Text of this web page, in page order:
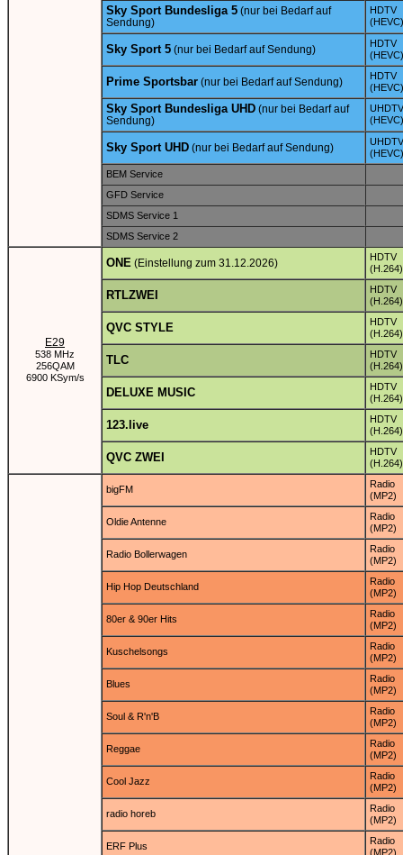
Sky Sport Bundesliga 5 (nur bei Bedarf auf
Sendung)
HDTV
(HEVC)
Sky Sport 5 (nur bei Bedarf auf Sendung)
HDTV
(HEVC)
Prime Sportsbar (nur bei Bedarf auf Sendung)
HDTV
(HEVC)
Sky Sport Bundesliga UHD (nur bei Bedarf auf
Sendung)
UHDTV
(HEVC)
Sky Sport UHD (nur bei Bedarf auf Sendung)
UHDTV
(HEVC)
BEM Service
GFD Service
SDMS Service 1
SDMS Service 2
E29
538 MHz
256QAM
6900 KSym/s
ONE (Einstellung zum 31.12.2026)
HDTV
(H.264)
RTLZWEI
HDTV
(H.264)
QVC STYLE
HDTV
(H.264)
TLC
HDTV
(H.264)
DELUXE MUSIC
HDTV
(H.264)
123.live
HDTV
(H.264)
QVC ZWEI
HDTV
(H.264)
bigFM
Radio
(MP2)
Oldie Antenne
Radio
(MP2)
Radio Bollerwagen
Radio
(MP2)
Hip Hop Deutschland
Radio
(MP2)
80er & 90er Hits
Radio
(MP2)
Kuschelsongs
Radio
(MP2)
Blues
Radio
(MP2)
Soul & R'n'B
Radio
(MP2)
Reggae
Radio
(MP2)
Cool Jazz
Radio
(MP2)
radio horeb
Radio
(MP2)
ERF Plus
Radio
(MP2)